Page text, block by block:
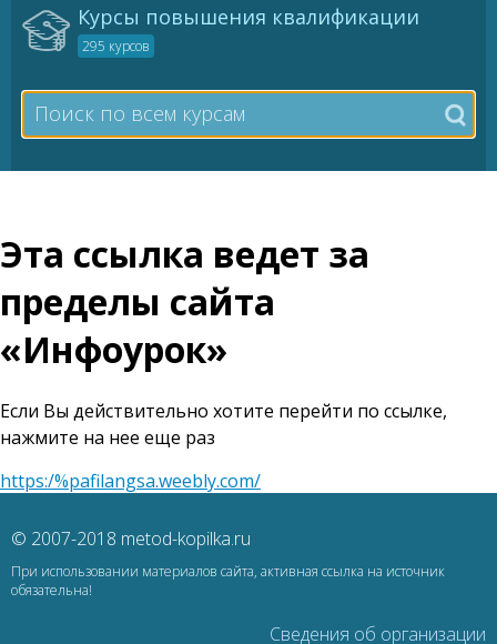
Курсы повышения квалификации
295 курсов
Эта ссылка ведет за
пределы сайта
«Инфоурок»
Если Вы действительно хотите перейти по ссылке,
нажмите на нее еще раз
https:/%pafilangsa.weebly.com/
© 2007-2018 metod-kopilka.ru
При использовании материалов сайта, активная ссылка на источник
обязательна!
Сведения об организации